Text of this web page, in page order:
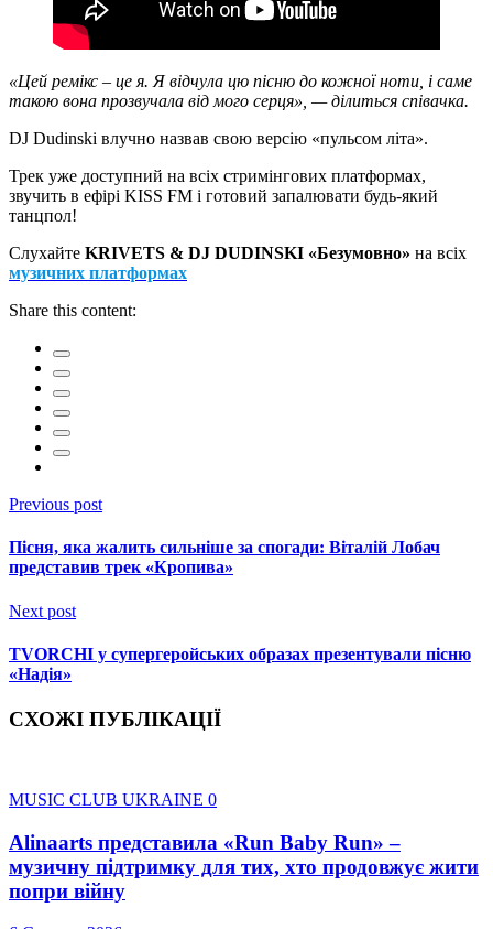
«Цей ремікс – це я. Я відчула цю пісню до кожної ноти, і саме
такою вона прозвучала від мого серця», — ділиться співачка.
DJ Dudinski влучно назвав свою версію «пульсом літа».
Трек уже доступний на всіх стримінгових платформах,
звучить в ефірі KISS FM і готовий запалювати будь-який
танцпол!
Слухайте KRIVETS & DJ DUDINSKI «Безумовно» на всіх
музичних платформах
Share this content:
Previous post
Пісня, яка жалить сильніше за спогади: Віталій Лобач
представив трек «Кропива»
Next post
TVORCHI у супергеройських образах презентували пісню
«Надія»
СХОЖІ ПУБЛІКАЦІЇ
MUSIC CLUB UKRAINE 0
Alinaarts представила «Run Baby Run» –
музичну підтримку для тих, хто продовжує жити
попри війну